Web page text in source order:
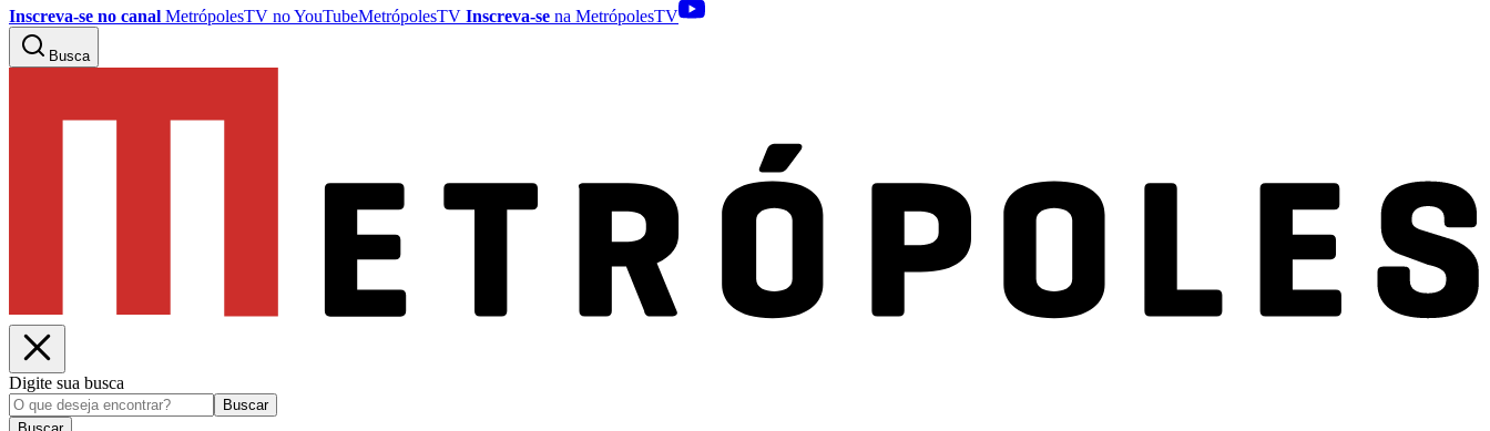
Inscreva-se no canal MetrópolesTV noYouTubeMetrópolesTV Inscreva-se na MetrópolesTV
Busca
Digite sua busca
Buscar